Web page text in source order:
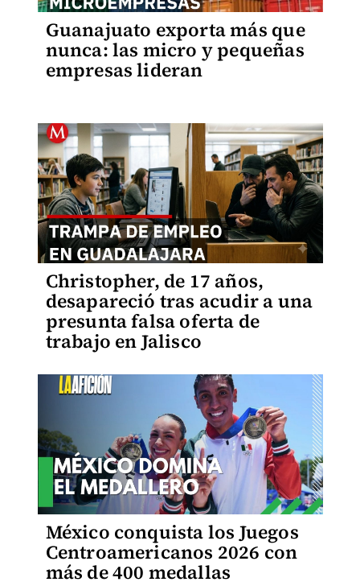
Guanajuato exporta más que
nunca: las micro y pequeñas
empresas lideran
Christopher, de 17 años,
desapareció tras acudir a una
presunta falsa oferta de
trabajo en Jalisco
México conquista los Juegos
Centroamericanos 2026 con
más de 400 medallas